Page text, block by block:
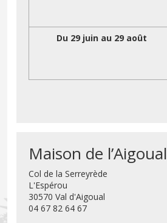
Du 29 juin au 29 août
Maison de l’Aigoual
Col de la Serreyrède
L'Espérou
30570 Val d'Aigoual
04 67 82 64 67